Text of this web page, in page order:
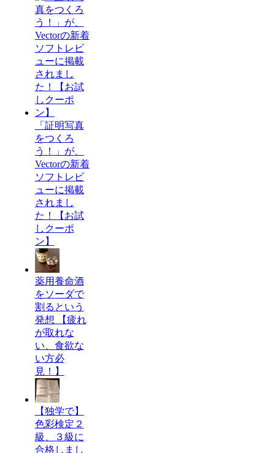
「証明写真
をつくろ
う！」が、
Vectorの新着
ソフトレビ
ューに掲載
されまし
た！【お試
しクーポ
ン】
薬用養命酒
をソーダで
割るという
発想 【疲れ
が取れな
い、食欲な
い方必
見！】
【独学で】
色彩検定２
級、３級に
合格しまし